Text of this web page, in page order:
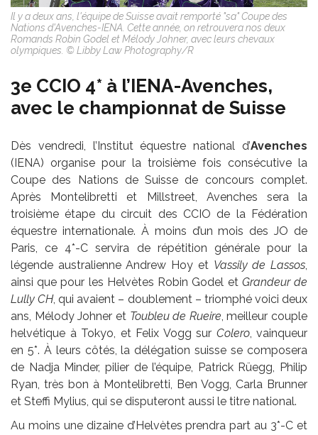
Il y a deux ans, l'équipe de Suisse avait remporté "sa" Coupe des
Nations d'Avenches-IENA. Cette année, on retrouvera nos deux
Romands Robin Godel et Mélody Johner, avec leurs chevaux
olympiques. © Libby Law Photography/R
3e CCIO 4* à l’IENA-Avenches,
avec le championnat de Suisse
Dès vendredi, l’Institut équestre national d’Avenches
(IENA) organise pour la troisième fois consécutive la
Coupe des Nations de Suisse de concours complet.
Après Montelibretti et Millstreet, Avenches sera la
troisième étape du circuit des CCIO de la Fédération
équestre internationale. À moins d’un mois des JO de
Paris, ce 4*-C servira de répétition générale pour la
légende australienne Andrew Hoy et Vassily de Lassos,
ainsi que pour les Helvètes Robin Godel et Grandeur de
Lully CH, qui avaient – doublement – triomphé voici deux
ans, Mélody Johner et Toubleu de Rueire, meilleur couple
helvétique à Tokyo, et Felix Vogg sur Colero, vainqueur
en 5*. À leurs côtés, la délégation suisse se composera
de Nadja Minder, pilier de l’équipe, Patrick Rüegg, Philip
Ryan, très bon à Montelibretti, Ben Vogg, Carla Brunner
et Steffi Mylius, qui se disputeront aussi le titre national.
Au moins une dizaine d’Helvètes prendra part au 3*-C et